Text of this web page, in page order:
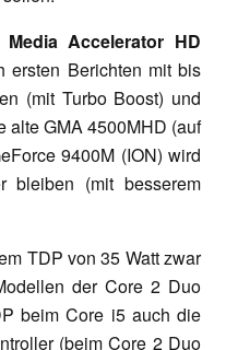
Accelerator HD
ersten Berichten mit bis
(mit Turbo Boost) und
alte GMA 4500MHD (auf
9400M (ION) wird
bleiben (mit besserem
TDP von 35 Watt zwar
der Core 2 Duo
beim Core i5 auch die
(beim Core 2 Duo